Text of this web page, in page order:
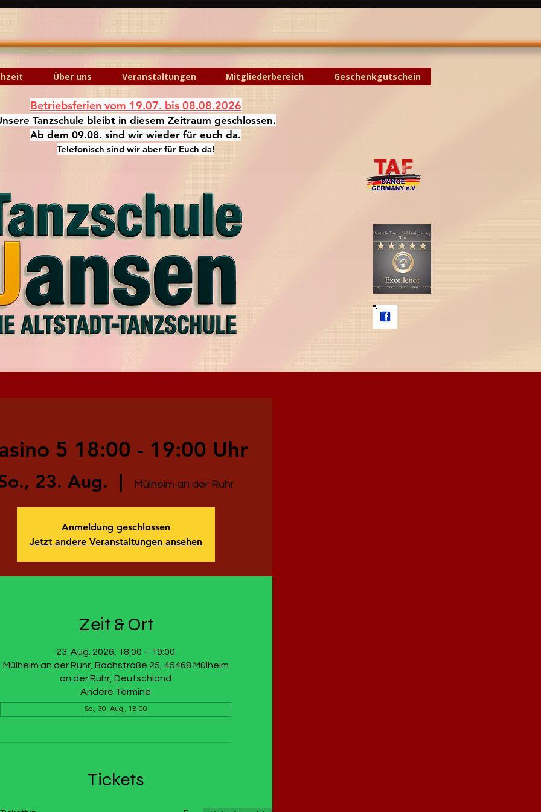
Über uns Veranstaltungen Mitgliederbereich Geschenkgutschein
Betriebsferien vom 19.07. bis 08.08.2026
Tanzschule bleibt in diesem Zeitraum geschlossen.
Ab dem 09.08. sind wir wieder für euch da.
Telefonisch sind wir aber für Euch da!
5 18:00 - 19:00 Uhr
23. Aug. Mülheim an der Ruhr
Anmeldung geschlossen
Jetzt andere Veranstaltungen ansehen
Zeit & Ort
23. Aug. 2026, 18:00 – 19:00
Mülheim an der Ruhr, Bachstraße 25, 45468 Mülheim
an der Ruhr, Deutschland
Andere Termine
So., 30. Aug., 18:00
Tickets